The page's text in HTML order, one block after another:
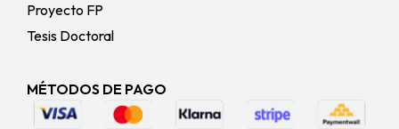
Proyecto FP
Tesis Doctoral
MÉTODOS DE PAGO